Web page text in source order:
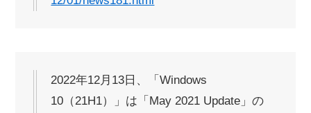
2022年12月13日、「Windows
10（21H1）」は「May 2021 Update」の